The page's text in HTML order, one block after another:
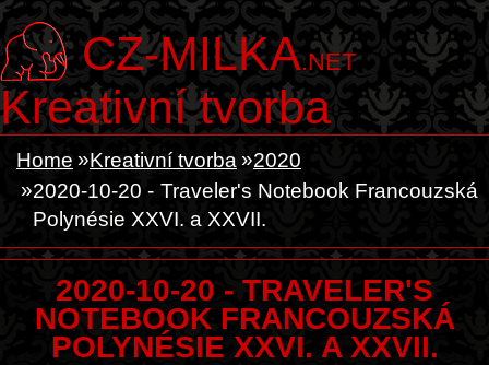
CZ-MILKA.NET
Kreativní tvorba
Home Kreativní tvorba
2020
2020-10-20 - Traveler's Notebook Francouzská
Polynésie XXVI. a XXVII.
2020-10-20 - TRAVELER'S
NOTEBOOK FRANCOUZSKÁ
POLYNÉSIE XXVI. A XXVII.